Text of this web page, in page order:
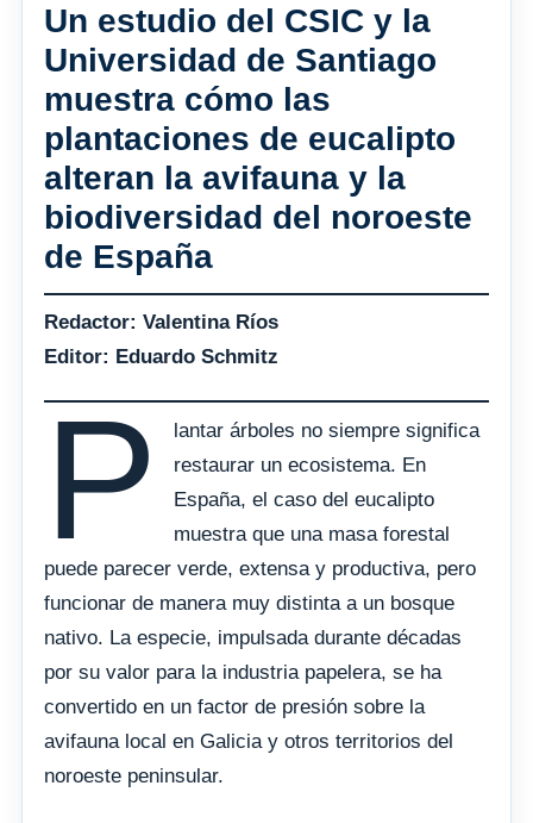
Un estudio del CSIC y la
Universidad de Santiago
muestra cómo las
plantaciones de eucalipto
alteran la avifauna y la
biodiversidad del noroeste
de España
Redactor: Valentina Ríos
Editor: Eduardo Schmitz
P
lantar árboles no siempre significa
restaurar un ecosistema. En
España, el caso del eucalipto
muestra que una masa forestal
puede parecer verde, extensa y productiva, pero
funcionar de manera muy distinta a un bosque
nativo. La especie, impulsada durante décadas
por su valor para la industria papelera, se ha
convertido en un factor de presión sobre la
avifauna local en Galicia y otros territorios del
noroeste peninsular.